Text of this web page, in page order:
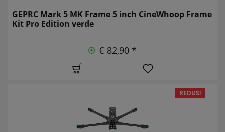
GEPRC Mark 5 MK Frame 5 inch CineWhoop Frame
Kit Pro Edition verde
€ 82,90 *
REDUS!